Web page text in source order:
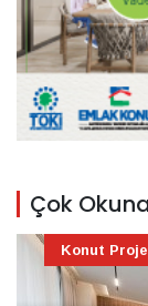
Çok
Konut